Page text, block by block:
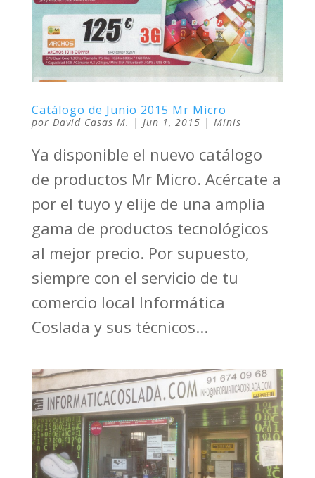
Catálogo de Junio 2015 Mr Micro
por David Casas M. | Jun 1, 2015 | Minis
Ya disponible el nuevo catálogo
de productos Mr Micro. Acércate a
por el tuyo y elije de una amplia
gama de productos tecnológicos
al mejor precio. Por supuesto,
siempre con el servicio de tu
comercio local Informática
Coslada y sus técnicos...